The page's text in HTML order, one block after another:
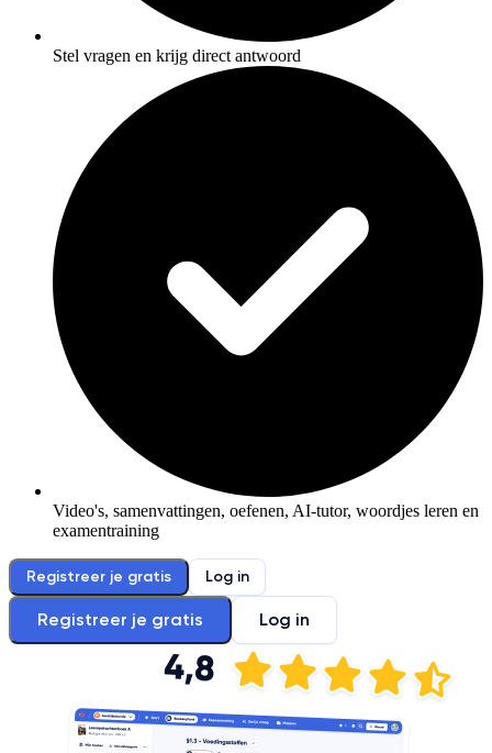
Stel vragen en krijg direct antwoord
Video's, samenvattingen, oefenen, AI-tutor, woordjes leren en
examentraining
Registreer je gratis Log in
Registreer je gratis Log in